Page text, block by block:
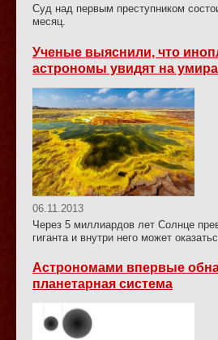
Суд над первым преступником
месяц.
Ученые выяснили, что
астрономы увидят на
06.11.2013
Через 5 миллиардов лет Солнце
гиганта и внутри него может
Астрономами впервые
планетарная система